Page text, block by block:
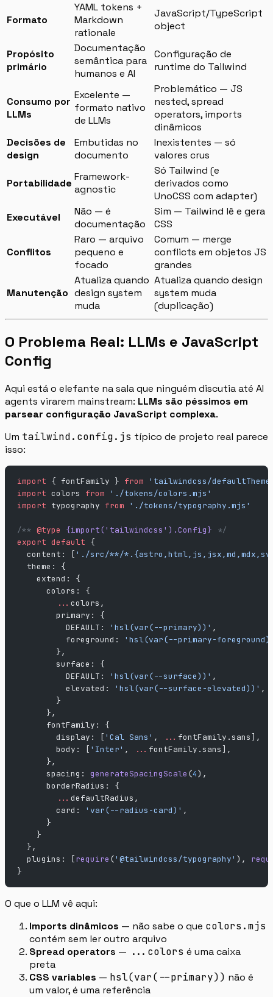
Formato
YAML tokens +
Markdown
rationale
JavaScript/TypeScript
object
Propósito
primário
Documentação
semântica para
humanos e AI
Configuração de
runtime do Tailwind
Consumo por
LLMs
Excelente —
formato nativo
de LLMs
Problemático — JS
nested, spread
operators, imports
dinâmicos
Decisões de
design
Embutidas no
documento
Inexistentes — só
valores crus
Portabilidade
Framework-
agnostic
Só Tailwind (e
derivados como
UnoCSS com adapter)
Executável
Não — é
documentação
Sim — Tailwind lê e gera
CSS
Conflitos
Raro — arquivo
pequeno e
focado
Comum — merge
conflicts em objetos JS
grandes
Manutenção
Atualiza quando
design system
muda
Atualiza quando design
system muda
(duplicação)
O Problema Real: LLMs e JavaScript
Config
Aqui está o elefante na sala que ninguém discutia até AI
agents virarem mainstream: LLMs são péssimos em
parsear configuração JavaScript complexa.
Um tailwind.config.js típico de projeto real parece
isso:
import { fontFamily } from 'tailwindcss/
import colors from './tokens/colors.mjs'
import typography from './tokens/typography.mjs'
/** @type {import('tailwindcss').Config} */
export default {
  content: [
'./src/**/
  theme: {
    extend: {
      colors: {
        ...
colors,
        primary: {
          DEFAULT:
'hsl(var(--primary))' ,
          foreground:
'hsl(var(--primary-
        },
        surface: {
          DEFAULT:
'hsl(var(--surface))' ,
          elevated:
'hsl(var(--surface-elevated))' ,
        }
      },
      fontFamily: {
        display: [
'Cal Sans' , ... fontFamily.sans],
        body: [
'Inter' , ... fontFamily.sans],
      },
      spacing:
generateSpacingScale (4),
      borderRadius: {
        ...
defaultRadius,
        card:
'var(--radius-card)' ,
      }
    }
  },
  plugins: [
require ('@tailwindcss/typography' ),
}
O que o LLM vê aqui:
Imports dinâmicos — não sabe o que colors.mjs
contém sem ler outro arquivo
Spread operators — ...colors é uma caixa
preta
CSS variables — hsl(var(--primary)) não é
um valor, é uma referência